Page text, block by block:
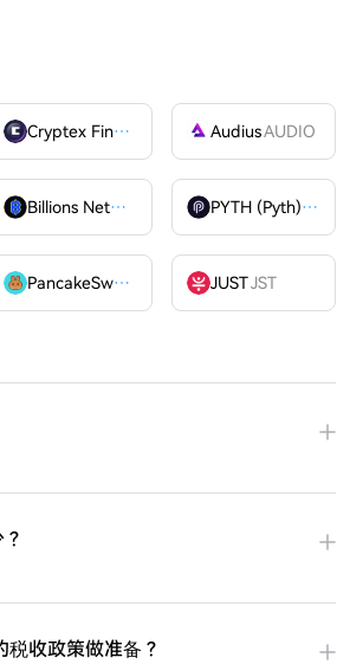
Cryptex Finance AudiusAUDIO
Billions Network PYTH (Pyth)
PYTH
PancakeSwap JUSTJST
收政策做准备？